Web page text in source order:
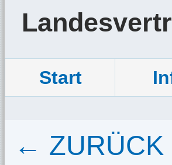
Start
← ZURÜCK